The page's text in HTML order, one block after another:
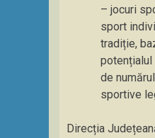
– jocuri
sport
tradiție,
potențialul
de
sportive
Direcția